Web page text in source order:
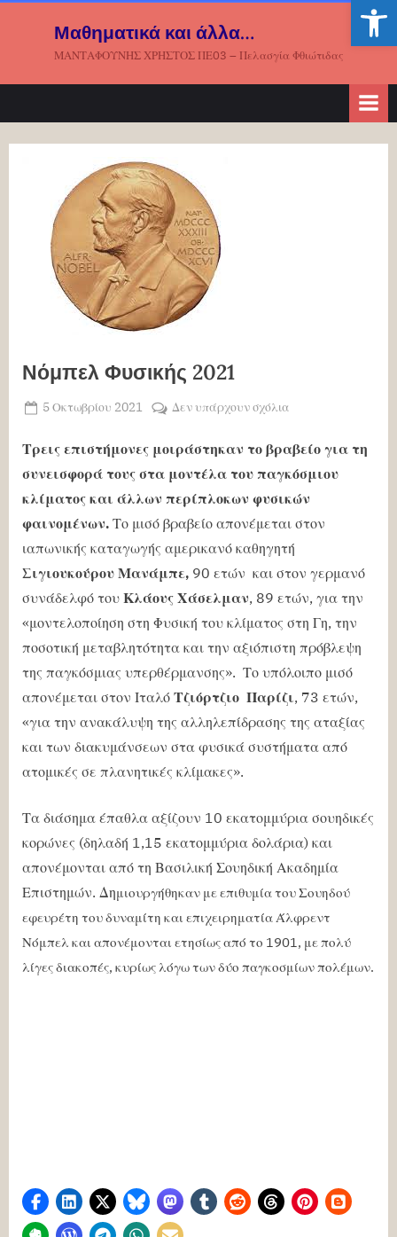
Μαθηματικά και άλλα…
ΜΑΝΤΑΦΟΥΝΗΣ ΧΡΗΣΤΟΣ ΠΕ03 – Πελασγία Φθιώτιδας
Νόμπελ Φυσικής 2021
Posted
5 Οκτωβρίου 2021
ΜΑΝΤΑΦΟΥΝΗΣ
Δεν υπάρχουν σχόλια
Φυσικής
2021
Τρεις επιστήμονες μοιράστηκαν το βραβείο για τη
συνεισφορά τους στα μοντέλα του παγκόσμιου
κλίματος και άλλων περίπλοκων φυσικών
φαινομένων. Το μισό βραβείο απονέμεται στον
ιαπωνικής καταγωγής αμερικανό καθηγητή
Σιγιουκούρου Μανάμπε, 90 ετών και στον γερμανό
συνάδελφό του Κλάους Χάσελμαν, 89 ετών, για την
«μοντελοποίηση στη Φυσική του κλίματος στη Γη, την
ποσοτική μεταβλητότητα και την αξιόπιστη πρόβλεψη
της παγκόσμιας υπερθέρμανσης». Το υπόλοιπο μισό
απονέμεται στον Ιταλό Τζιόρτζιο Παρίζι, 73 ετών,
«για την ανακάλυψη της αλληλεπίδρασης της αταξίας
και των διακυμάνσεων στα φυσικά συστήματα από
ατομικές σε πλανητικές κλίμακες».
Τα διάσημα έπαθλα αξίζουν 10 εκατομμύρια σουηδικές
κορώνες (δηλαδή 1,15 εκατομμύρια δολάρια) και
απονέμονται από τη Βασιλική Σουηδική Ακαδημία
Επιστημών. Δημιουργήθηκαν με επιθυμία του Σουηδού
εφευρέτη του δυναμίτη και επιχειρηματία Άλφρεντ
Νόμπελ και απονέμονται ετησίως από το 1901, με πολύ
λίγες διακοπές, κυρίως λόγω των δύο παγκοσμίων πολέμων.